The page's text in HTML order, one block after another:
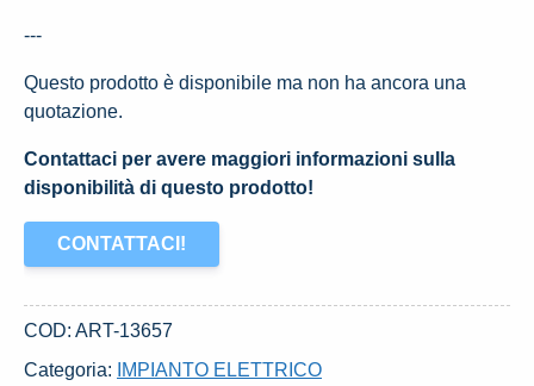
---
Questo prodotto è disponibile ma non ha ancora una
quotazione.
Contattaci per avere maggiori informazioni sulla
disponibilità di questo prodotto!
CONTATTACI!
COD: ART-13657
Categoria:
IMPIANTO ELETTRICO